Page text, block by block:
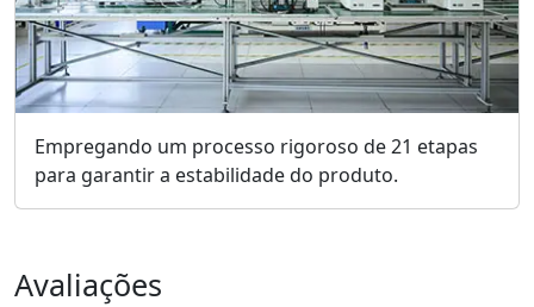
Empregando um processo rigoroso de 21 etapas
para garantir a estabilidade do produto.
Avaliações